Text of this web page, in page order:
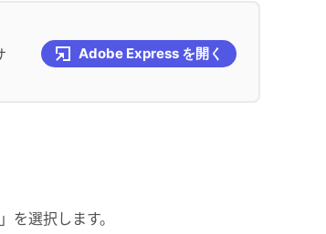
Adobe Express を開く
」を選択します。